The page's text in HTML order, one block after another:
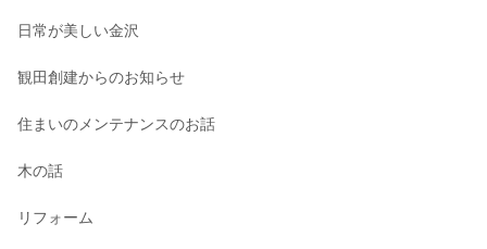
日常が美しい金沢
観田創建からのお知らせ
住まいのメンテナンスのお話
木の話
リフォーム